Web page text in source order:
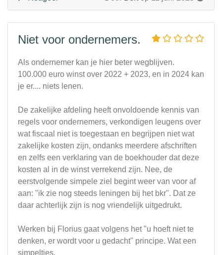
Niet voor ondernemers.
Als ondernemer kan je hier beter wegblijven.
100.000 euro winst over 2022 + 2023, en in 2024 kan
je er.... niets lenen.
De zakelijke afdeling heeft onvoldoende kennis van
regels voor ondernemers, verkondigen leugens over
wat fiscaal niet is toegestaan en begrijpen niet wat
zakelijke kosten zijn, ondanks meerdere afschriften
en zelfs een verklaring van de boekhouder dat deze
kosten al in de winst verrekend zijn. Nee, de
eerstvolgende simpele ziel begint weer van voor af
aan: "ik zie nog steeds leningen bij het bkr". Dat ze
daar achterlijk zijn is nog vriendelijk uitgedrukt.
Werken bij Florius gaat volgens het "u hoeft niet te
denken, er wordt voor u gedacht" principe. Wat een
simpeltjes.